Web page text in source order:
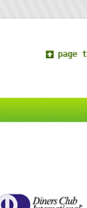
page